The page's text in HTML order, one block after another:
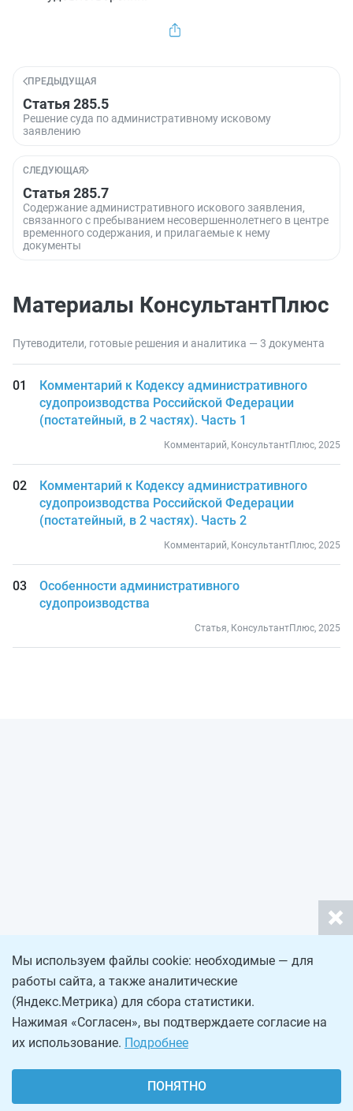
ПРЕДЫДУЩАЯ
Статья 285.5
Решение суда по административному исковому
заявлению
СЛЕДУЮЩАЯ
Статья 285.7
Содержание административного искового заявления,
связанного с пребыванием несовершеннолетнего в центре
временного содержания, и прилагаемые к нему
документы
Материалы КонсультантПлюс
Путеводители, готовые решения и аналитика — 3 документа
Комментарий к Кодексу административного
судопроизводства Российской Федерации
(постатейный, в 2 частях). Часть 1
Комментарий, КонсультантПлюс, 2025
Комментарий к Кодексу административного
судопроизводства Российской Федерации
(постатейный, в 2 частях). Часть 2
Комментарий, КонсультантПлюс, 2025
Особенности административного
судопроизводства
Статья, КонсультантПлюс, 2025
Мы используем файлы cookie: необходимые — для
работы сайта, а также аналитические
(Яндекс.Метрика) для сбора статистики.
Нажимая «Согласен», вы подтверждаете согласие на
их использование. Подробнее
ПОНЯТНО